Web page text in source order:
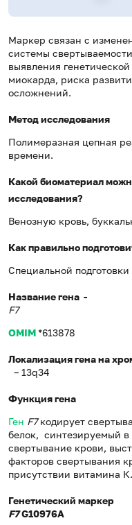
Маркер связан с
системы
выявления
миокарда, риска
осложнений.
Метод исследования
Полимеразная цепная
времени.
Какой биоматериал
исследования?
Венозную кровь,
Как правильно
Специальной подготовки
Название гена -
F7
OMIM *613878
Локализация гена на
– 13q34
Функция гена
Ген F7кодирует
белок, синтезируемый
свертывание крови,
факторов свертывания
присутствии витамина К.
Генетический маркер
F7G10976A